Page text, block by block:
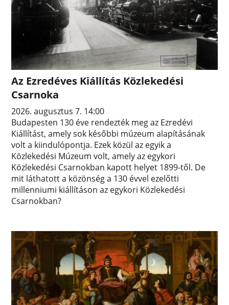
Az Ezredéves Kiállítás Közlekedési
Csarnoka
2026. augusztus 7. 14:00
Budapesten 130 éve rendezték meg az Ezredévi
Kiállítást, amely sok későbbi múzeum alapításának
volt a kiindulópontja. Ezek közül az egyik a
Közlekedési Múzeum volt, amely az egykori
Közlekedési Csarnokban kapott helyet 1899-től. De
mit láthatott a közönség a 130 évvel ezelőtti
millenniumi kiállításon az egykori Közlekedési
Csarnokban?